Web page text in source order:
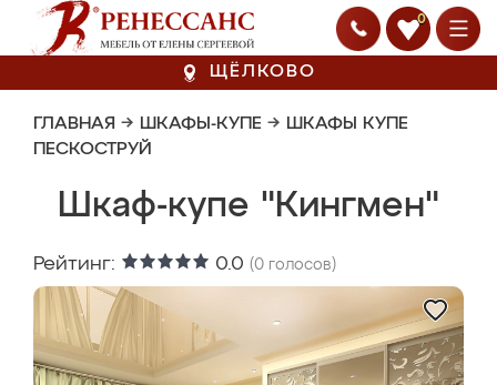
0
ЩЁЛКОВО
ГЛАВНАЯ → ШКАФЫ-КУПЕ → ШКАФЫ КУПЕ
ПЕСКОСТРУЙ
Шкаф-купе "Кингмен"
Рейтинг: 0.0 (0 голосов)